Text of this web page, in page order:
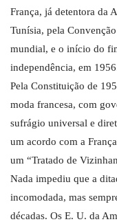
França, já detentora da
Tunísia, pela
mundial, e o início do
independência, em
Pela Constituição de
moda francesa, com
sufrágio universal e
um acordo com a
um “Tratado de
Nada impediu que a
incomodada, mas
décadas. Os E. U. da